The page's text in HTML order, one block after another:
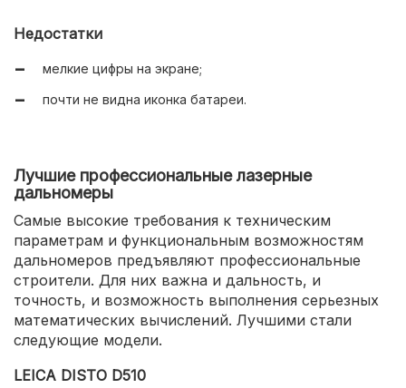
Недостатки
мелкие цифры на экране;
почти не видна иконка батареи.
Лучшие профессиональные лазерные
дальномеры
Самые высокие требования к техническим
параметрам и функциональным возможностям
дальномеров предъявляют профессиональные
строители. Для них важна и дальность, и
точность, и возможность выполнения серьезных
математических вычислений. Лучшими стали
следующие модели.
LEICA DISTO D510